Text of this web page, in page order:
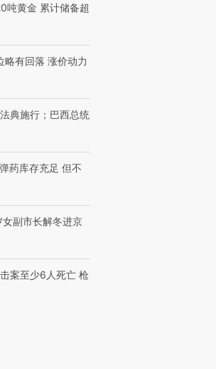
吨黄金 累计储备超
略有回落 涨价动力
典施行；巴西总统
药库存充足 但不
副市长解冬进京
案至少6人死亡 枪